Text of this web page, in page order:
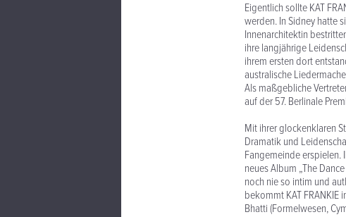
Eigentlich sollte KAT
werden. In Sidney hatte
Innenarchitektin
ihre langjährige
ihrem ersten dort
australische
Als maßgebliche
auf der 57. Berlinale
Mit ihrer glockenklaren
Dramatik und
Fangemeinde
neues Album „The
noch nie so intim und
bekommt KAT FRANKIE
Bhatti (Formelwesen,